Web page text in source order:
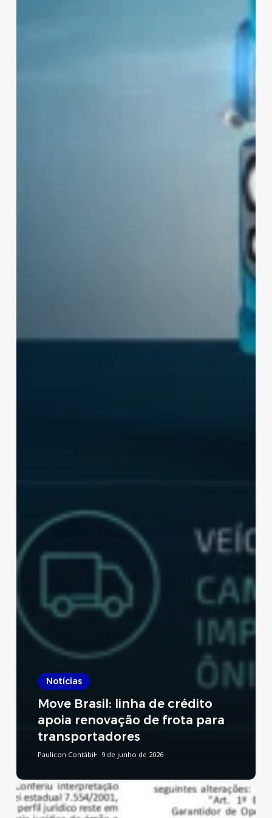
Notícias
Move Brasil: linha de crédito
apoia renovação de frota para
transportadores
Paulicon Contábil 9 de junho de 2026
Reforma
Tributária: